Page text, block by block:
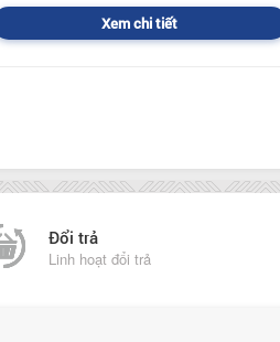
Xem chi tiết
Đổi trả
Linh hoạt đổi trả